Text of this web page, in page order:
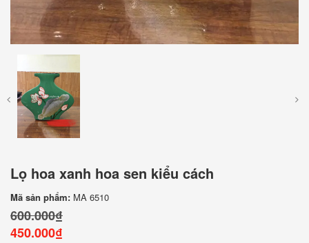
Lọ hoa xanh hoa sen kiểu cách
Mã sản phẩm: MA 6510
600.000₫
450.000₫